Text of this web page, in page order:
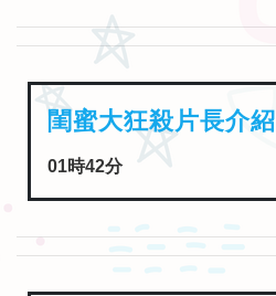
閨蜜大狂殺片長介紹
01時42分